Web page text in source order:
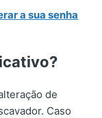
a sua senha
de
Caso